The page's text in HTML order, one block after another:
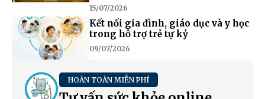
15/07/2026
Kết nối gia đình, giáo dục và y học
trong hỗ trợ trẻ tự kỷ
09/07/2026
HOÀN TOÀN MIỄN PHÍ